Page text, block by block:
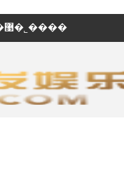
��ӭ���ʽ������ֽ��輯�����޹�˾����